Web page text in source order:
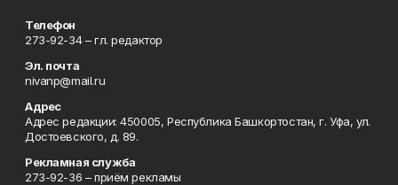
Телефон
273-92-34 – гл. редактор
Эл. почта
nivanp@mail.ru
Адрес
Адрес редакции: 450005, Республика Башкортостан, г. Уфа, ул.
Достоевского, д. 89.
Рекламная служба
273-92-36 – приём рекламы